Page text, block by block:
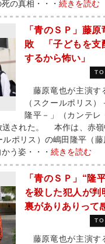
の真相・・・ 続きを読む
「青のＳＰ」藤
敗 「子どもを支
するから怖い」
藤原竜也が主演す
（スクールポリス
隆平－」（カンテレ
送された。 本作は、赤嶺
ポリス）の嶋田隆平（
う姿・・・ 続きを読む
「青のＳＰ」“隆
を殺した犯人が
裏がありありって
藤原竜也が主演す